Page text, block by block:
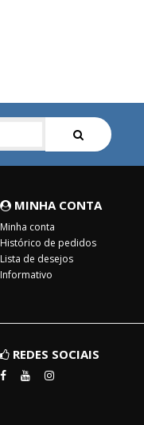
MINHA CONTA
Minha conta
Histórico de pedidos
Lista de desejos
Informativo
REDES SOCIAIS